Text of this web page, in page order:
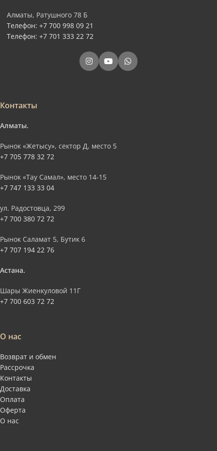
Алматы, Ратушного 78 Б
Телефон: +7 700 998 09 21
Телефон: +7 701 333 22 72
Контакты
Алматы.
Рынок «Жетысу», сектор Д, место 5
+7 705 778 32 72
Рынок «Тау Самал», место 14-15
+7 747 133 33 04
ул. Радостовца, 299
+7 700 380 72 72
Рынок Саламат 5, Бутик 6
+7 707 194 22 76
Астана.
Шары Жиенкуловой 11Г
+7 700 603 72 72
О нас
Возврат и обмен
Рассрочка
Контакты
Доставка
Оплата
Оферта
О нас